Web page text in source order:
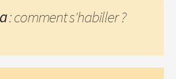
: comment s'habiller ?